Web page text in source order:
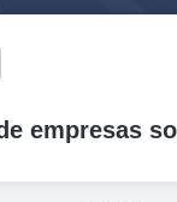
empresas